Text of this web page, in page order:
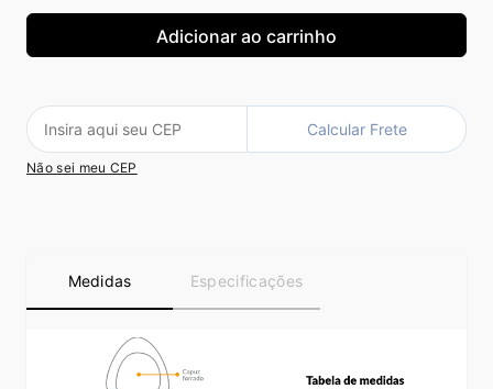
Calcular Frete
Não sei meu CEP
Medidas Especificações